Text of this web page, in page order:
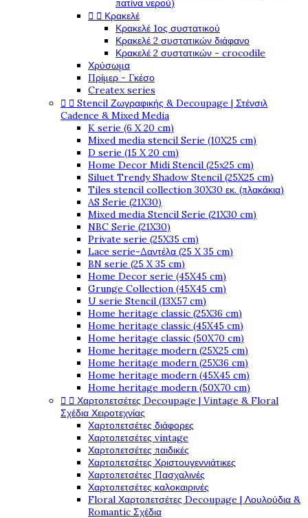
πατίνα νερού)
  Κρακελέ
Κρακελέ 1ος συστατικού
Κρακελέ 2 συστατικών διάφανο
Κρακελέ 2 συστατικών - crocodile
Χρύσωμα
Πρίμερ - Γκέσο
Createx series
  Stencil Ζωγραφικής & Decoupage | Στένσιλ
Cadence & Mixed Media
K serie (6 X 20 cm)
Mixed media stencil Serie (10X25 cm)
D serie (15 X 20 cm)
Home Decor Midi Stencil (25x25 cm)
Siluet Trendy Shadow Stencil (25X25 cm)
Tiles stencil collection 30X30 εκ. (πλακάκια)
AS Serie (21X30)
Mixed media Stencil Serie (21X30 cm)
NBC Serie (21X30)
Private serie (25X35 cm)
Lace serie-Δαντέλα (25 X 35 cm)
BN serie (25 X 35 cm)
Home Decor serie (45X45 cm)
Grunge Collection (45X45 cm)
U serie Stencil (13X57 cm)
Home heritage classic (25X36 cm)
Home heritage classic (45X45 cm)
Home heritage classic (50X70 cm)
Home heritage modern (25X25 cm)
Home heritage modern (25X36 cm)
Home heritage modern (45X45 cm)
Home heritage modern (50X70 cm)
  Χαρτοπετσέτες Decoupage | Vintage & Floral
Σχέδια Χειροτεχνίας
Χαρτοπετσέτες διάφορες
Χαρτοπετσέτες vintage
Χαρτοπετσέτες παιδικές
Χαρτοπετσέτες Χριστουγεννιάτικες
Χαρτοπετσέτες Πασχαλινές
Χαρτοπετσέτες καλοκαιρινές
Floral Χαρτοπετσέτες Decoupage | Λουλούδια &
Romantic Σχέδια